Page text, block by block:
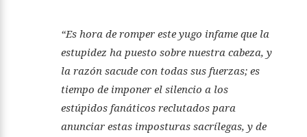
“Es hora de romper este yugo infame que la
estupidez ha puesto sobre nuestra cabeza, y
la razón sacude con todas sus fuerzas; es
tiempo de imponer el silencio a los
estúpidos fanáticos reclutados para
anunciar estas imposturas sacrílegas, y de